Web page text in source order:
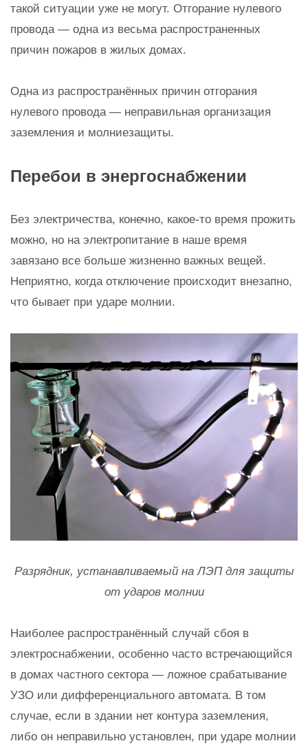
такой ситуации уже не могут. Отгорание нулевого
провода — одна из весьма распространенных
причин пожаров в жилых домах.
Одна из распространённых причин отгорания
нулевого провода — неправильная организация
заземления и молниезащиты.
Перебои в энергоснабжении
Без электричества, конечно, какое-то время прожить
можно, но на электропитание в наше время
завязано все больше жизненно важных вещей.
Неприятно, когда отключение происходит внезапно,
что бывает при ударе молнии.
Разрядник, устанавливаемый на ЛЭП для защиты
от ударов молнии
Наиболее распространённый случай сбоя в
электроснабжении, особенно часто встречающийся
в домах частного сектора — ложное срабатывание
УЗО или дифференциального автомата. В том
случае, если в здании нет контура заземления,
либо он неправильно установлен, при ударе молнии